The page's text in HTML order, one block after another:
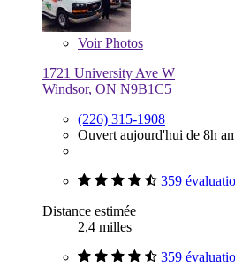
VoirPhotos
1721 University Ave W
Windsor, ON N9B1C5
(226) 315-1908
Ouvert aujourd'hui de 8h
359
Distance estimée
2,4 milles
359